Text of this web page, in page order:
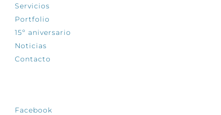
Servicios
Portfolio
15º aniversario
Noticias
Contacto
Facebook